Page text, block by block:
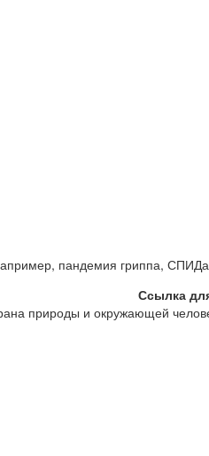
пандемия гриппа,
Ссылка
природы и окружающей